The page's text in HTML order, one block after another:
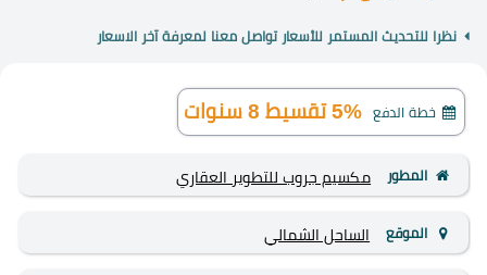
نظرا للتحديث المستمر للأسعار تواصل معنا لمعرفة آخر الاسعار
خطة الدفع 5% تقسيط 8 سنوات
المطور مكسيم جروب للتطوير العقاري
الموقع الساحل الشمالي